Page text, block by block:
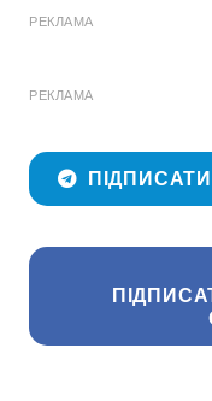
РЕКЛАМА
РЕКЛАМА